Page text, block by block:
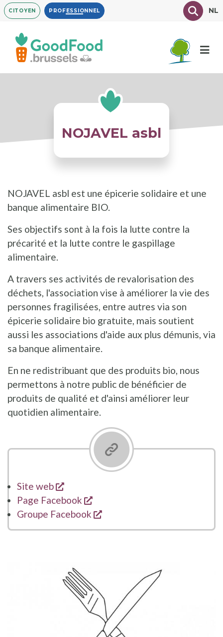
Aller
au
contenu
principal
CITOYEN PROFESSIONNEL TexteNL
NOJAVEL asbl
NOJAVEL asbl est une épicerie solidaire et une
banque alimentaire BIO.
Ses objectifs sont à la fois la lutte contre la
précarité et la lutte contre le gaspillage
alimentaire.
A travers ses activités de revalorisation des
déchets, l'association vise à améliorer la vie des
personnes fragilisées, entre autres via son
épicerie solidaire bio gratuite, mais soutient
aussi les associations d'aide aux plus démunis, via
sa banque alimentaire.
En ne redistribuant que des produits bio, nous
permettons à notre public de bénéficier de
produits de qualité et d'ainsi améliorer leur
quotidien alimentaire.
Site web
s'ouvre dans une nouvelle fenêtre
Page Facebook
s'ouvre dans une nouvelle
Groupe Facebook
s'ouvre dans une nouvelle